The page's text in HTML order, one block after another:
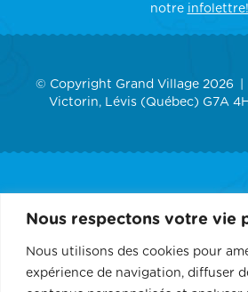
Nous respectons votre vie
Nous utilisons des cookies pour
expérience de navigation, diffuser
notre infolettre!
© Copyright Grand Village 2026
Victorin, Lévis (Québec) G7A
GRAND
SERVICES